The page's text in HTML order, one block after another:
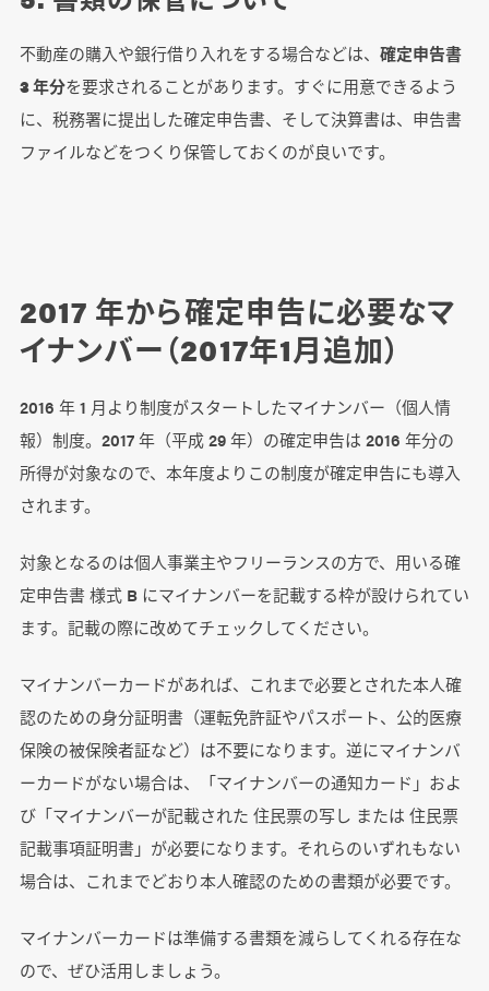
不動産の購入や銀行借り入れをする場合などは、 確定申告書
3 年分を要求されることがあります。すぐに用意できるよう
に、税務署に提出した確定申告書、そして決算書は、申告書
ファイルなどをつくり保管しておくのが良いです。
2017 年から確定申告に必要なマ
イナンバー（2017年1月追加）
2016 年 1 月より制度がスタートしたマイナンバー（個人情
報）制度。2017 年（平成 29 年）の確定申告は 2016 年分の
所得が対象なので、本年度よりこの制度が確定申告にも導入
されます。
対象となるのは個人事業主やフリーランスの方で、用いる確
定申告書 様式 B にマイナンバーを記載する枠が設けられてい
ます。記載の際に改めてチェックしてください。
マイナンバーカードがあれば、これまで必要とされた本人確
認のための身分証明書（運転免許証やパスポート、公的医療
保険の被保険者証など）は不要になります。逆にマイナンバ
ーカードがない場合は、「マイナンバーの通知カード」およ
び「マイナンバーが記載された 住民票の写し または 住民票
記載事項証明書」が必要になります。それらのいずれもない
場合は、これまでどおり本人確認のための書類が必要です。
マイナンバーカードは準備する書類を減らしてくれる存在な
ので、ぜひ活用しましょう。